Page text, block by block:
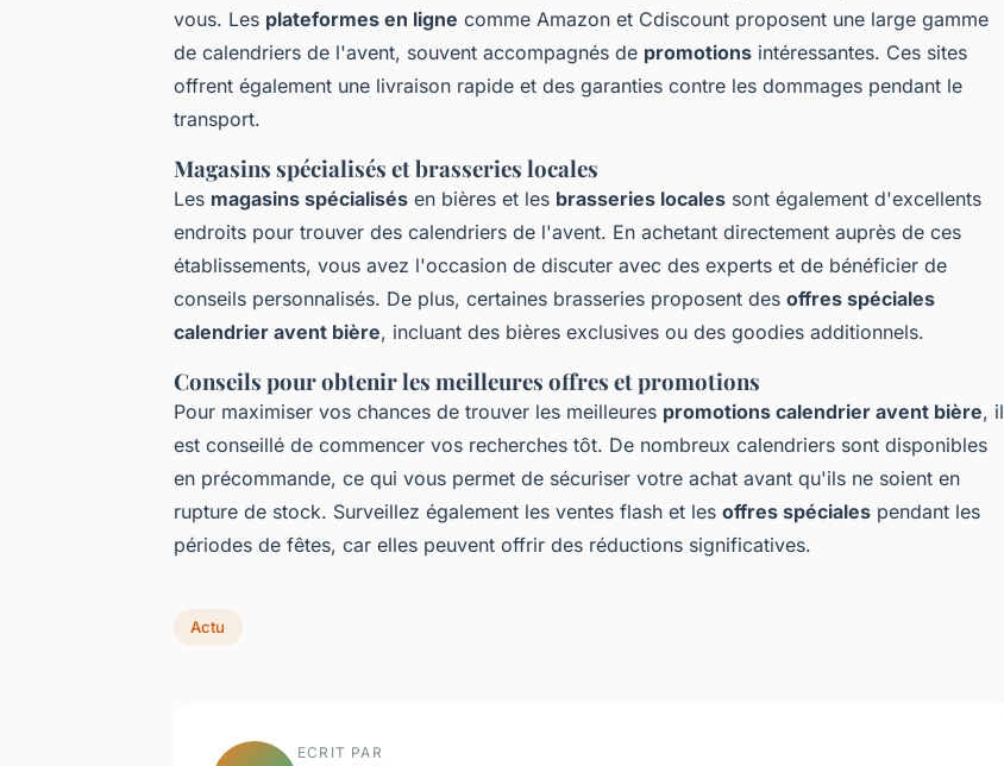
vous. Les plateformes en ligne comme Amazon et Cdiscount proposent une large gamme
de calendriers de l'avent, souvent accompagnés de promotions intéressantes. Ces sites
offrent également une livraison rapide et des garanties contre les dommages pendant le
transport.
Magasins spécialisés et brasseries locales
Les magasins spécialisés en bières et les brasseries locales sont également d'excellents
endroits pour trouver des calendriers de l'avent. En achetant directement auprès de ces
établissements, vous avez l'occasion de discuter avec des experts et de bénéficier de
conseils personnalisés. De plus, certaines brasseries proposent des offres spéciales
calendrier avent bière, incluant des bières exclusives ou des goodies additionnels.
Conseils pour obtenir les meilleures offres et promotions
Pour maximiser vos chances de trouver les meilleures promotions calendrier avent bière, il
est conseillé de commencer vos recherches tôt. De nombreux calendriers sont disponibles
en précommande, ce qui vous permet de sécuriser votre achat avant qu'ils ne soient en
rupture de stock. Surveillez également les ventes flash et les offres spéciales pendant les
périodes de fêtes, car elles peuvent offrir des réductions significatives.
Actu
ECRIT PAR